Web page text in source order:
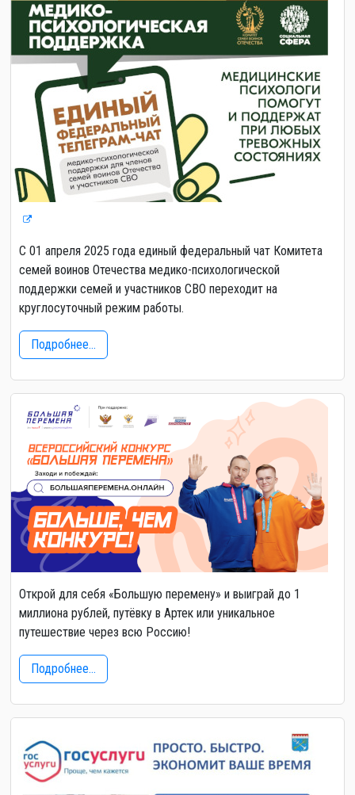
С 01 апреля 2025 года единый федеральный чат Комитета
семей воинов Отечества медико-психологической
поддержки семей и участников СВО переходит на
круглосуточный режим работы.
Подробнее...
Открой для себя «Большую перемену» и выиграй до 1
миллиона рублей, путёвку в Артек или уникальное
путешествие через всю Россию!
Подробнее...